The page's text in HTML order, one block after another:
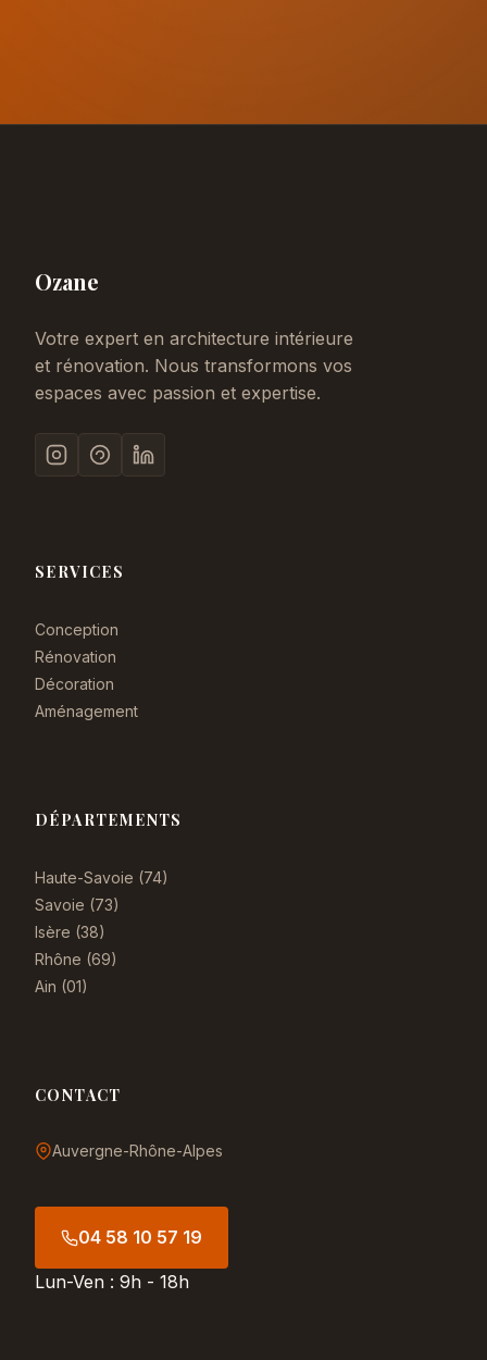
Ozane
Votre expert en architecture intérieure
et rénovation. Nous transformons vos
espaces avec passion et expertise.
SERVICES
Conception
Rénovation
Décoration
Aménagement
DÉPARTEMENTS
Haute-Savoie (74)
Savoie (73)
Isère (38)
Rhône (69)
Ain (01)
CONTACT
Auvergne-Rhône-Alpes
04 58 10 57 19
Lun-Ven : 9h - 18h